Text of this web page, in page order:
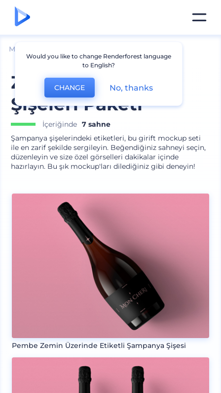
Mockuplar
Zarif Şampanya
Şişeleri Paketi
İçeriğinde 7 sahne
Şampanya şişelerindeki etiketleri, bu girift mockup seti
ile en zarif şekilde sergileyin. Beğendiğiniz sahneyi seçin,
düzenleyin ve size özel görselleri dakikalar içinde
hazırlayın. Bu şık mockup'ları dilediğiniz gibi deneyin!
Pembe Zemin Üzerinde Etiketli Şampanya Şişesi
Would you like to change Renderforest language
to English?
CHANGE No, thanks